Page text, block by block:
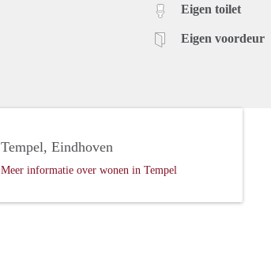
Eigen toilet
Eigen voordeur
Tempel, Eindhoven
Meer informatie over wonen in Tempel